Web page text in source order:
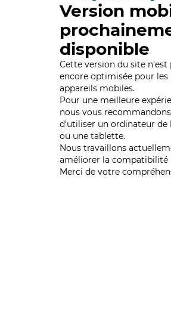
Version
disponible
Cette version du site n’est
encore optimisée pour les
appareils mobiles.
Pour une meilleure
nous vous recommandons
d'utiliser un ordinateur de
ou une tablette.
Nous travaillons
améliorer la compatibilité
Merci de votre